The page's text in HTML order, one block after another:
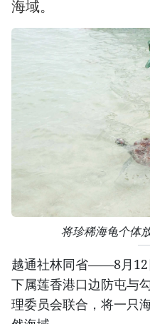
海域。
将珍稀海龟个体
越通社林同省——8月12
下属莲香港口边防屯与
理委员会联合，将一只